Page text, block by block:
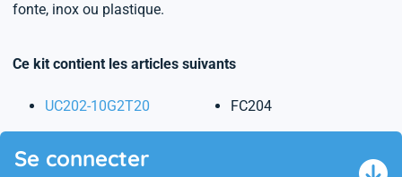
fonte, inox ou plastique.
Ce kit contient les articles suivants
UC202-10G2T20 FC204
Se connecter